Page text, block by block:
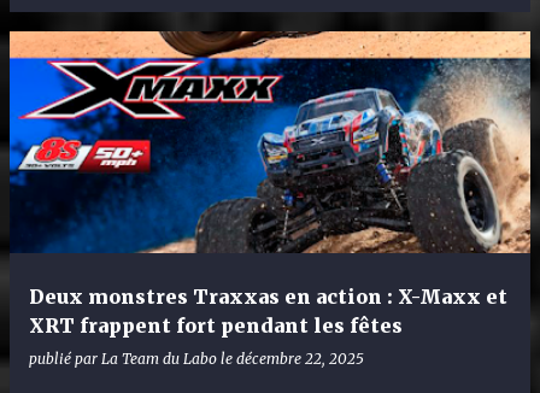
Deux monstres Traxxas en action : X-Maxx et
XRT frappent fort pendant les fêtes
publié par La Team du Labo le décembre 22, 2025